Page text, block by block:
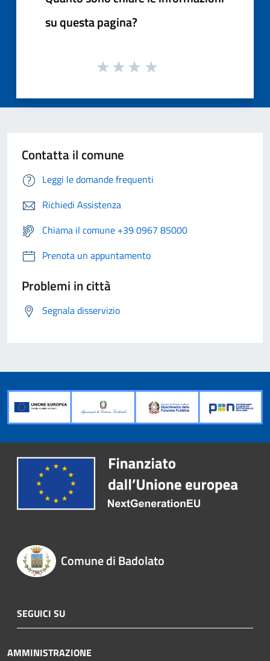
su questa pagina?
Contatta il comune
Leggi le domande frequenti
Richiedi Assistenza
Chiama il comune +39 0967 85000
Prenota un appuntamento
Problemi in città
Segnala disservizio
Comune di Badolato
SEGUICI SU
AMMINISTRAZIONE